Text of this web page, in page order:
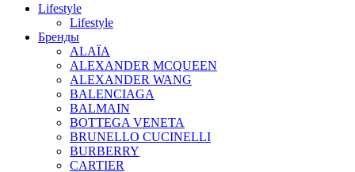
Lifestyle
Lifestyle
Бренды
ALAÏA
ALEXANDER MCQUEEN
ALEXANDER WANG
BALENCIAGA
BALMAIN
BOTTEGA VENETA
BRUNELLO CUCINELLI
BURBERRY
CARTIER